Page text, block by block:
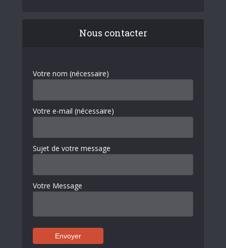
Nous contacter
Votre nom (nécessaire)
Votre e-mail (nécessaire)
Sujet de votre message
Votre Message